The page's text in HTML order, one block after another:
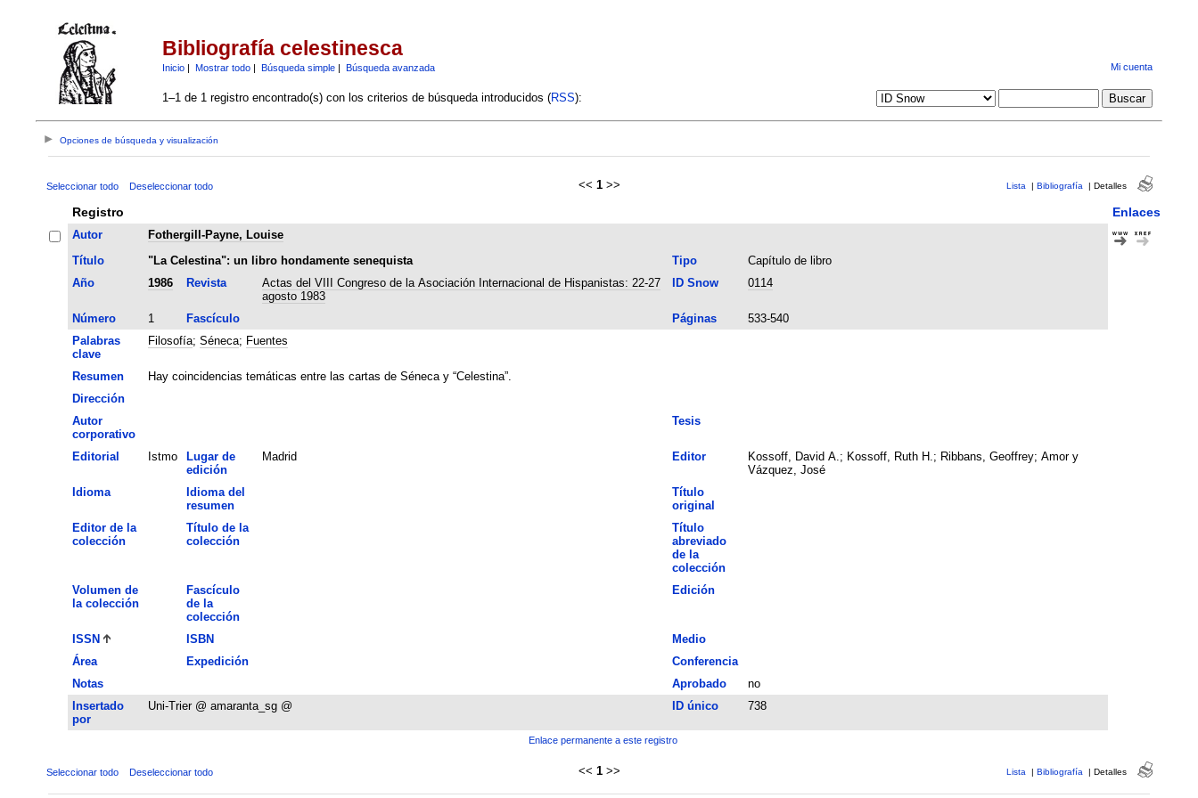
Bibliografía celestinesca
Inicio| Mostrar todo| Búsqueda simple| Búsqueda avanzada Mi cuenta
1–1 de 1 registro encontrado(s) con los criterios de búsqueda introducidos (RSS):
Opciones de búsqueda y visualización
Seleccionar todo Deseleccionar todo << 1 >> Lista | Bibliografía | Detalles
Registro Enlaces
Autor
Fothergill-Payne, Louise
Título
"La Celestina": un libro hondamente senequista Tipo
Capítulo de libro
Año
1986 Revista
Actas del VIII Congreso de la Asociación Internacional de Hispanistas: 22-27
agosto 1983
ID Snow 0114
Número 1 Fascículo Páginas
533-540
Palabras
clave
Filosofía; Séneca; Fuentes
Resumen
Hay coincidencias temáticas entre las cartas de Séneca y “Celestina”.
Dirección
Autor
corporativo
Tesis
Editorial Istmo
Lugar de
edición
Madrid Editor
Kossoff, David A.; Kossoff, Ruth H.; Ribbans, Geoffrey; Amor y
Vázquez, José
Idioma
Idioma del
resumen
Título
original
Editor de la
colección
Título de la
colección
Título
abreviado
de la
colección
Volumen de
la colección
Fascículo
de la
colección
Edición
ISSN ISBN
Medio
Área
Expedición
Conferencia
Notas
Aprobado
no
Insertado
por
Uni-Trier @ amaranta_sg @ ID único 738
Enlace permanente a este registro
Seleccionar todo Deseleccionar todo << 1 >> Lista | Bibliografía | Detalles